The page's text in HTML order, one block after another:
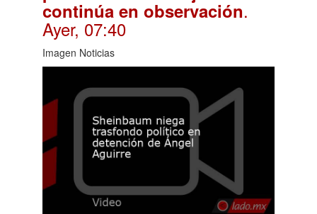
continúa en observación.
Ayer, 07:40
Imagen Noticias